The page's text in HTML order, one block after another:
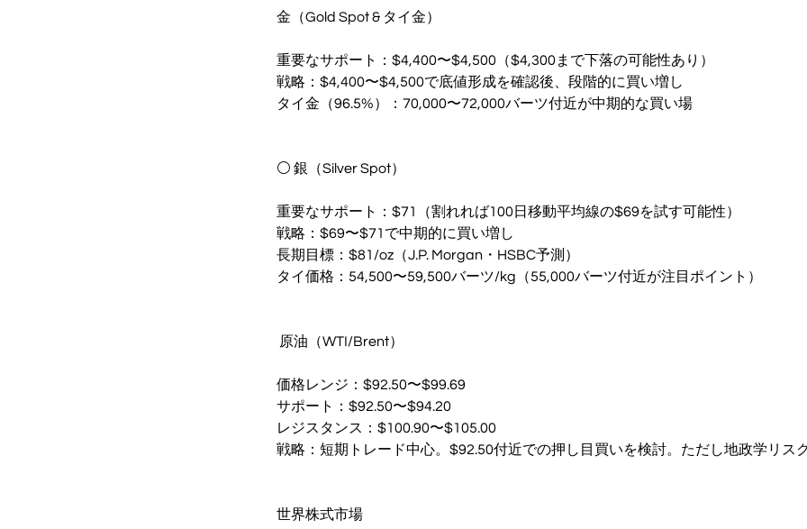
金（Gold Spot & タイ金）
重要なサポート：$4,400〜$4,500（$4,300まで下落の可能性あり）
戦略：$4,400〜$4,500で底値形成を確認後、段階的に買い増し
タイ金（96.5%）：70,000〜72,000バーツ付近が中期的な買い場
⚪ 銀（Silver Spot）
重要なサポート：$71（割れれば100日移動平均線の$69を試す可能性）
戦略：$69〜$71で中期的に買い増し
長期目標：$81/oz（J.P. Morgan・HSBC予測）
タイ価格：54,500〜59,500バーツ/kg（55,000バーツ付近が注目ポイント）
️ 原油（WTI/Brent）
価格レンジ：$92.50〜$99.69
サポート：$92.50〜$94.20
レジスタンス：$100.90〜$105.00
戦略：短期トレード中心。$92.50付近での押し目買いを検討。ただし地政学リス
世界株式市場